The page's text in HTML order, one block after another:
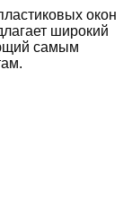
окон
широкий
самым